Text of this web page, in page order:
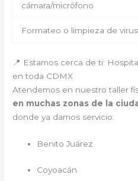
cámara/micrófono
Formateo o limpieza de virus
📍 Estamos cerca de ti:
en toda CDMX
Atendemos en nuestro taller
en muchas zonas de la
donde ya damos servicio:
Benito Juárez
Coyoacán